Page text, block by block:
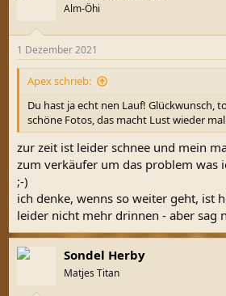
e
n
Alm-Öhi
1 Dezember 2021
Apex schrieb:
Du hast ja echt nen Lauf! Glückwunsch,
schöne Fotos, das macht Lust wieder
zur zeit ist leider schnee und mein
zum verkäufer um das problem was
;-)
ich denke, wenns so weiter geht, ist
leider nicht mehr drinnen - aber sag
Sondel Herby
Matjes Titan